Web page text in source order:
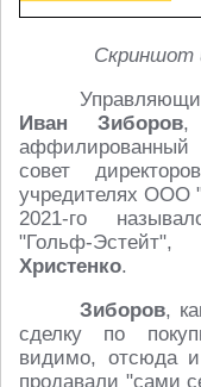
Скриншот
Иван Зиборов,
совет
учредителях ООО
2021-го
"Гольф-
Христенко.
Зиборов,
сделку по
видимо, отсюда
продавали "сами